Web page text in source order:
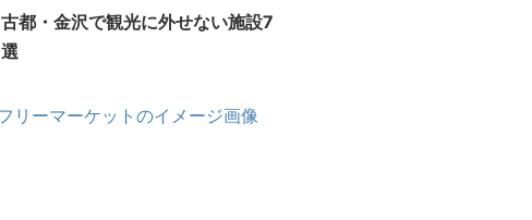
古都・金沢で観光に外せない施設7
選